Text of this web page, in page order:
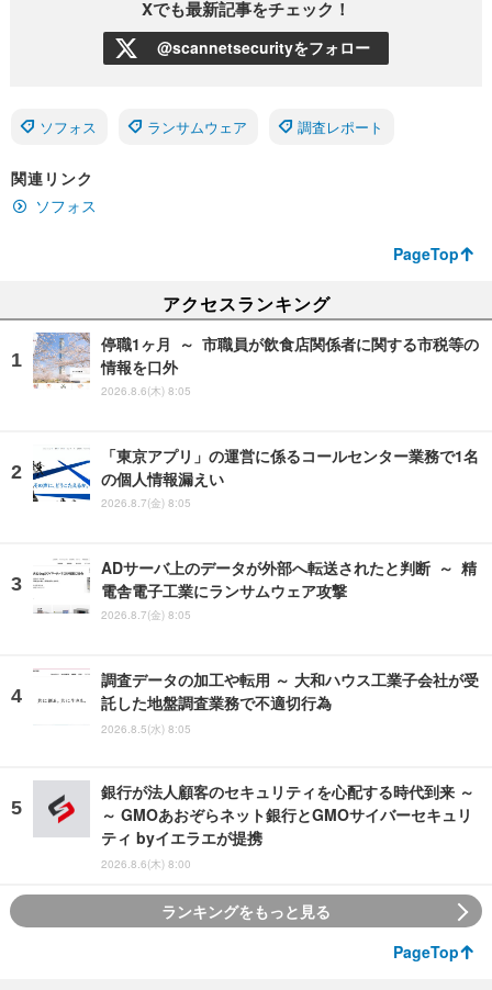
Xでも最新記事をチェック！
@scannetsecurityをフォロー
ソフォス ランサムウェア 調査レポート
関連リンク
ソフォス
PageTop
アクセスランキング
停職1ヶ月 ～ 市職員が飲食店関係者に関する市税等の
情報を口外
2026.8.6(木) 8:05
「東京アプリ」の運営に係るコールセンター業務で1名
の個人情報漏えい
2026.8.7(金) 8:05
ADサーバ上のデータが外部へ転送されたと判断 ～ 精
電舎電子工業にランサムウェア攻撃
2026.8.7(金) 8:05
調査データの加工や転用 ～ 大和ハウス工業子会社が受
託した地盤調査業務で不適切行為
2026.8.5(水) 8:05
銀行が法人顧客のセキュリティを心配する時代到来 ～
～ GMOあおぞらネット銀行とGMOサイバーセキュリ
ティ byイエラエが提携
2026.8.6(木) 8:00
ランキングをもっと見る
PageTop